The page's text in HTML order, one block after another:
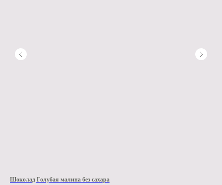
Шоколад Голубая малина без сахара